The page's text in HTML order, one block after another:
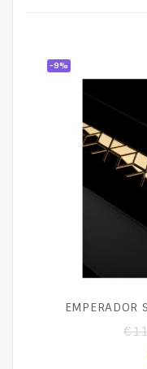
-9%
€